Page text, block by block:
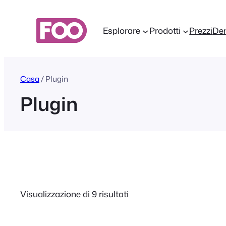
contenuto
Esplorare Prodotti Prezzi
Casa/ Plugin
Plugin
Visualizzazione di 9 risultati